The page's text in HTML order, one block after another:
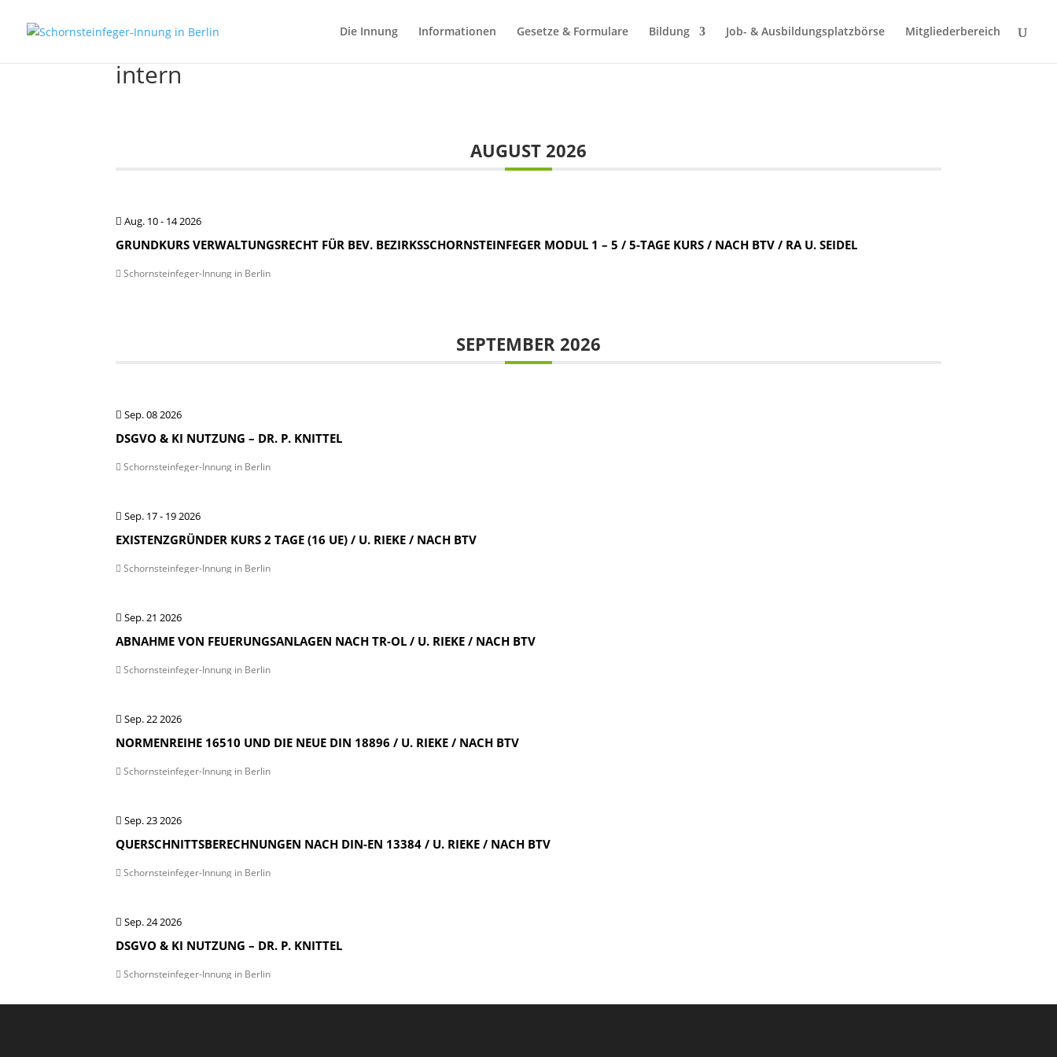
Die Innung Informationen Gesetze & Formulare Bildung Job- & Ausbildungsplatzbörse Mitgliederbereich
intern
AUGUST 2026
Aug. 10 - 14 2026
GRUNDKURS VERWALTUNGSRECHT FÜR BEV. BEZIRKSSCHORNSTEINFEGER MODUL 1 – 5 / 5-TAGE KURS / NACH BTV / RA U. SEIDEL
Schornsteinfeger-Innung in Berlin
SEPTEMBER 2026
Sep. 08 2026
DSGVO & KI NUTZUNG – DR. P. KNITTEL
Schornsteinfeger-Innung in Berlin
Sep. 17 - 19 2026
EXISTENZGRÜNDER KURS 2 TAGE (16 UE) / U. RIEKE / NACH BTV
Schornsteinfeger-Innung in Berlin
Sep. 21 2026
ABNAHME VON FEUERUNGSANLAGEN NACH TR-OL / U. RIEKE / NACH BTV
Schornsteinfeger-Innung in Berlin
Sep. 22 2026
NORMENREIHE 16510 UND DIE NEUE DIN 18896 / U. RIEKE / NACH BTV
Schornsteinfeger-Innung in Berlin
Sep. 23 2026
QUERSCHNITTSBERECHNUNGEN NACH DIN-EN 13384 / U. RIEKE / NACH BTV
Schornsteinfeger-Innung in Berlin
Sep. 24 2026
DSGVO & KI NUTZUNG – DR. P. KNITTEL
Schornsteinfeger-Innung in Berlin